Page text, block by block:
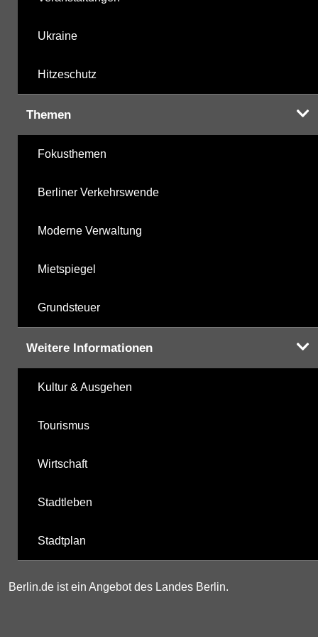
Ukraine
Hitzeschutz
Themen
Fokusthemen
Berliner Verkehrswende
Moderne Verwaltung
Mietspiegel
Grundsteuer
Weitere Informationen
Kultur & Ausgehen
Tourismus
Wirtschaft
Stadtleben
Stadtplan
Berlin.de ist ein Angebot des Landes Berlin.